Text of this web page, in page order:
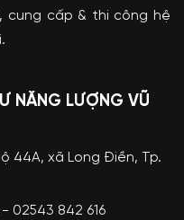
cung cấp & thi công hệ
NĂNG LƯỢNG VŨ
44A, xã Long Điền, Tp.
02543 842 616